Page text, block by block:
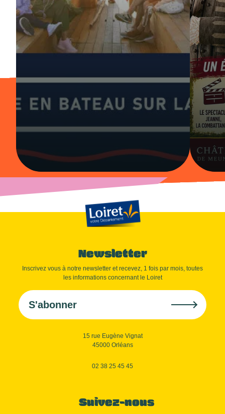
Newsletter
Inscrivez vous à notre newsletter et recevez, 1 fois par mois, toutes
les informations concernant le Loiret
S'abonner
15 rue Eugène Vignat
45000 Orléans
02 38 25 45 45
Suivez-nous